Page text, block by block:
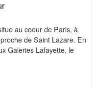
au coeur de Paris, à
de Saint Lazare. En
Galeries Lafayette, le